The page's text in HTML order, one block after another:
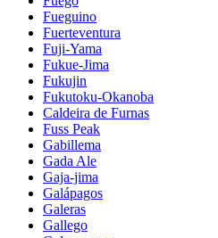
Fueguino
Fuerteventura
Fuji-Yama
Fukue-Jima
Fukujin
Fukutoku-Okanoba
Caldeira de Furnas
Fuss Peak
Gabillema
Gada Ale
Gaja-jima
Galápagos
Galeras
Gallego